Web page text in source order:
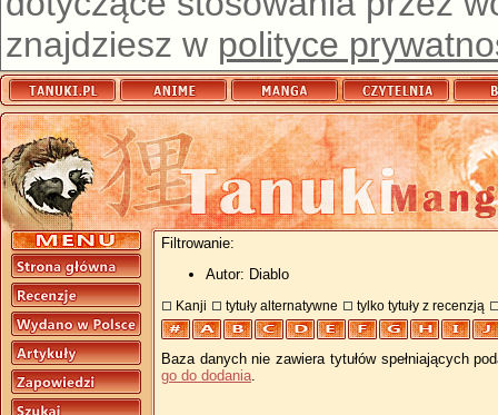
znajdziesz w polityce
Filtrowanie:
Autor: Diablo
Kanji tytuły alternatywne tylko tytuły z recenzją
Baza danych nie zawiera tytułów spełniających
go do dodania.